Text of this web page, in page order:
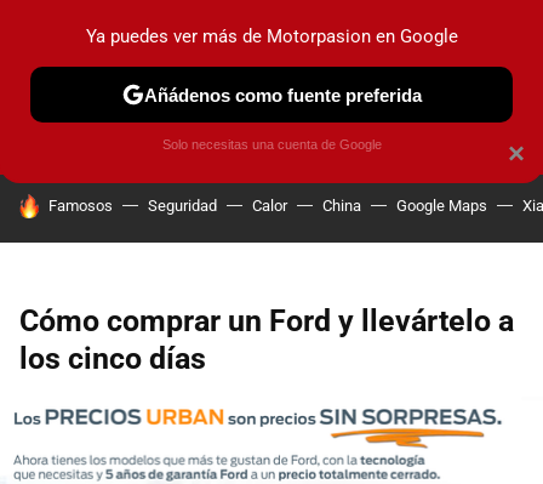
PRUEBAS COCHES ELÉCTRICOS OBSERVATORIO
HOY SE HABLA DE
Famosos Seguridad Calor China Google Maps
Cómo comprar un Ford y llevártelo a
los cinco días
×
Ya puedes ver más de Motorpasion en Google
Añádenos como fuente preferida
Solo necesitas una cuenta de Google